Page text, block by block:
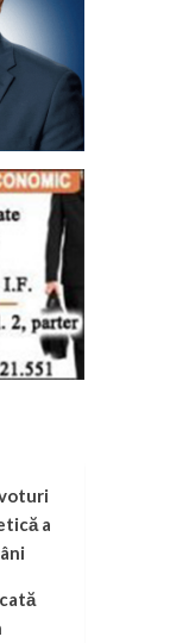
a